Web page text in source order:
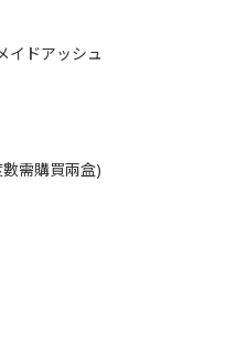
イドアッシュ
需購買兩盒)